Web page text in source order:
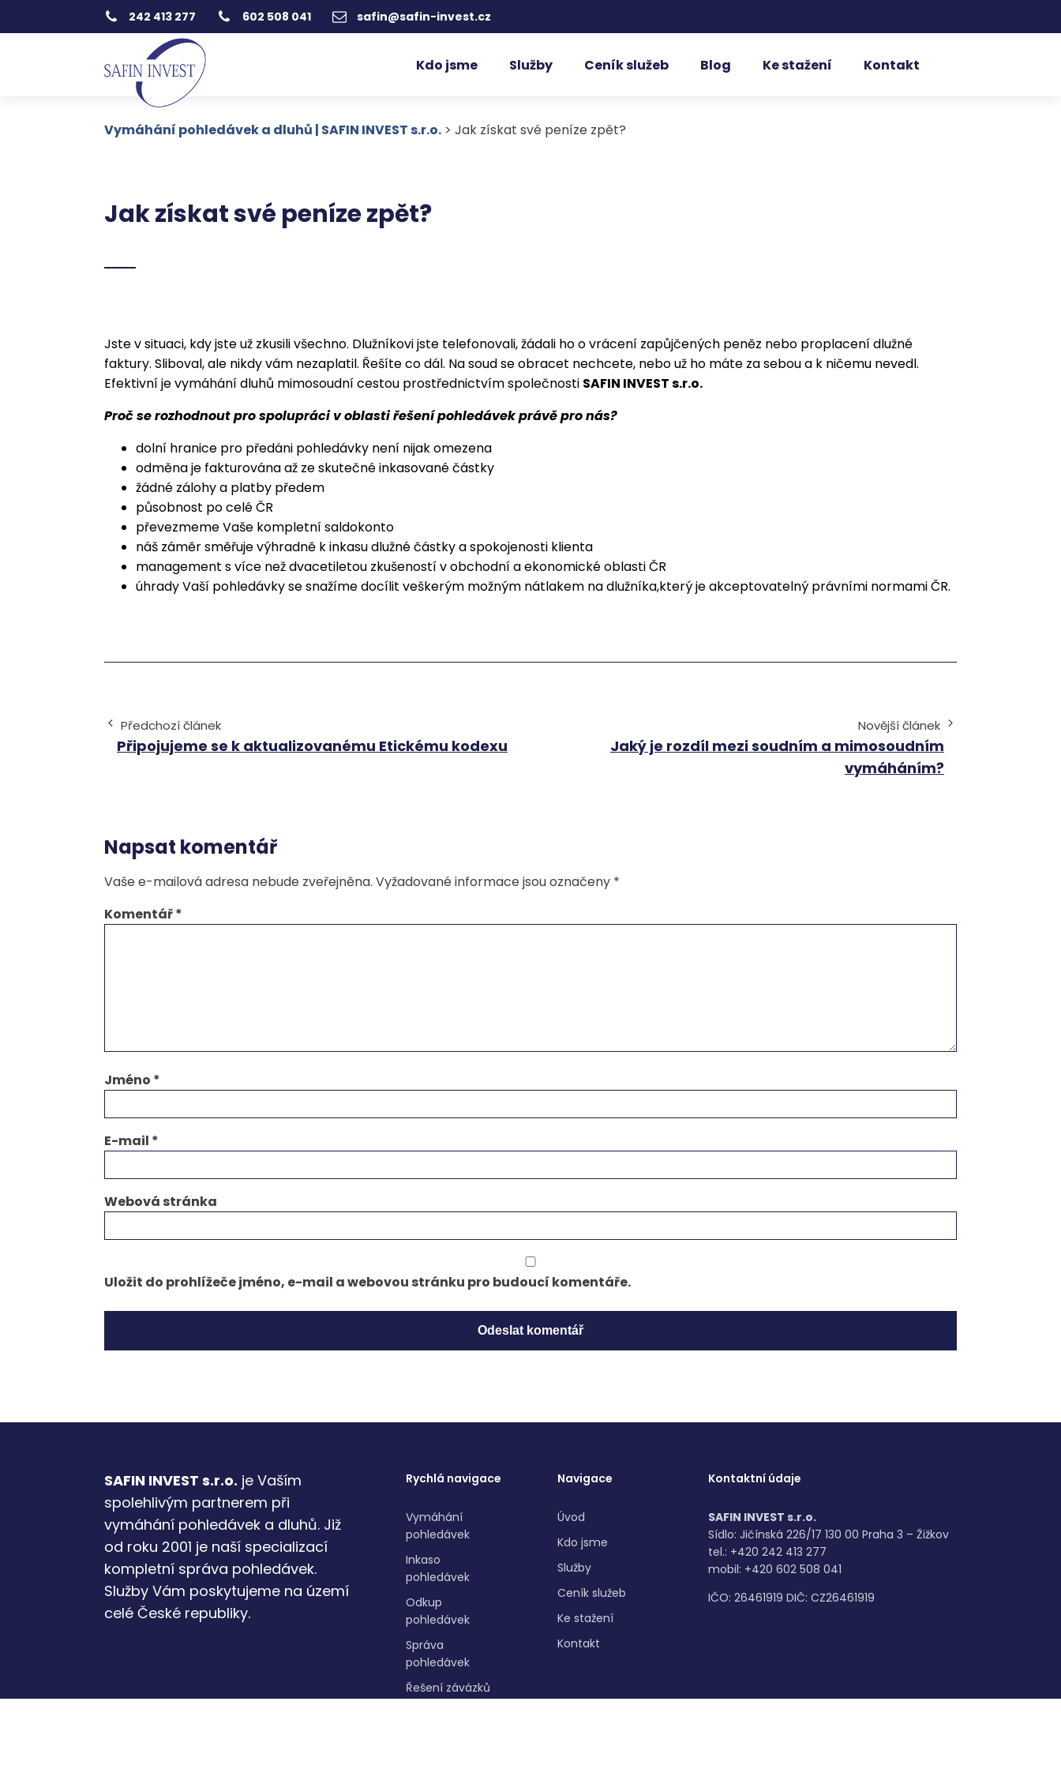
242 413 277 602 508 041 safin@safin-invest.cz
Kdo jsme Služby Ceník služeb Blog Ke stažení Kontakt
Vymáhání pohledávek a dluhů | SAFIN INVEST s.r.o. > Jak získat své peníze zpět?
Jak získat své peníze zpět?
Jste v situaci, kdy jste už zkusili všechno. Dlužníkovi jste telefonovali, žádali ho o vrácení zapůjčených peněz nebo proplacení dlužné
faktury. Sliboval, ale nikdy vám nezaplatil. Řešíte co dál. Na soud se obracet nechcete, nebo už ho máte za sebou a k ničemu nevedl.
Efektivní je vymáhání dluhů mimosoudní cestou prostřednictvím společnosti SAFIN INVEST s.r.o.
Proč se rozhodnout pro spolupráci v oblasti řešení pohledávek právě pro nás?
dolní hranice pro předáni pohledávky není nijak omezena
odměna je fakturována až ze skutečné inkasované částky
žádné zálohy a platby předem
působnost po celé ČR
převezmeme Vaše kompletní saldokonto
náš záměr směřuje výhradně k inkasu dlužné částky a spokojenosti klienta
management s více než dvacetiletou zkušeností v obchodní a ekonomické oblasti ČR
úhrady Vaší pohledávky se snažíme docílit veškerým možným nátlakem na dlužníka,který je akceptovatelný právními normami ČR.
Předchozí článek
Připojujeme se k aktualizovanému Etickému kodexu
Novější článek
Jaký je rozdíl mezi soudním a mimosoudním
vymáháním?
Napsat komentář
Vaše e-mailová adresa nebude zveřejněna. Vyžadované informace jsou označeny *
Komentář*
Jméno *
E-mail *
Webová stránka
Uložit do prohlížeče jméno, e-mail a webovou stránku pro budoucí komentáře.
SAFIN INVEST s.r.o. je Vaším
spolehlivým partnerem při
vymáhání pohledávek a dluhů. Již
od roku 2001 je naší specializací
kompletní správa pohledávek.
Služby Vám poskytujeme na území
celé České republiky.
Rychlá navigace
Vymáhání
pohledávek
Inkaso
pohledávek
Odkup
pohledávek
Správa
pohledávek
Řešení závázků
Navigace
Úvod
Kdo jsme
Služby
Ceník služeb
Ke stažení
Kontakt
Kontaktní údaje
SAFIN INVEST s.r.o.
Sídlo: Jičínská 226/17 130 00 Praha 3 – Žižkov
tel.: +420 242 413 277
mobil: +420 602 508 041
IČO: 26461919 DIČ: CZ26461919